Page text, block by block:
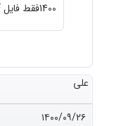
1400فقط فایل PDF این مجله به فروش خواهد رسید.
علی
۱۴۰۰/۰۹/۲۶